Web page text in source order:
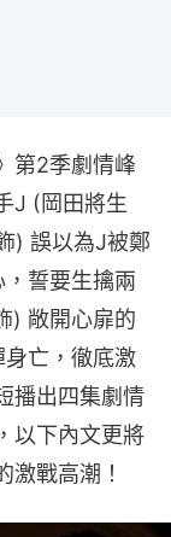
第2季劇情峰
J (岡田將生
) 誤以為J被鄭
誓要生擒兩
) ⁠敞開心扉的
亡，徹底激
播出四集劇情
以下內文更將
激戰高潮！